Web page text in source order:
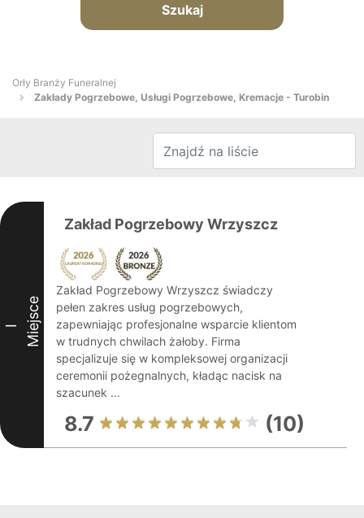
Szukaj
Orły Branży Funeralnej
Zakłady Pogrzebowe, Usługi Pogrzebowe, Kremacje - Turobin
I Miejsce
Zakład Pogrzebowy Wrzyszcz
Zakład Pogrzebowy Wrzyszcz świadczy
pełen zakres usług pogrzebowych,
zapewniając profesjonalne wsparcie klientom
w trudnych chwilach żałoby. Firma
specjalizuje się w kompleksowej organizacji
ceremonii pożegnalnych, kładąc nacisk na
szacunek ...
8.7 (10)